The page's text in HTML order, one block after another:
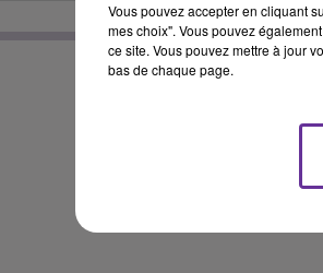
Vous pouvez accepter en cliquant
mes choix". Vous pouvez
ce site. Vous pouvez mettre à jour
bas de chaque page.